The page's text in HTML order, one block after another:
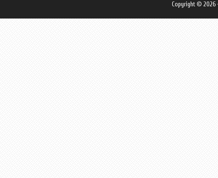
Copyright © 2026